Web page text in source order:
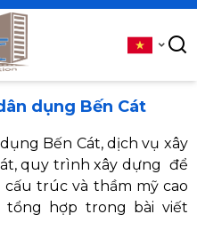
dụng Bến Cát
Bến Cát, d ịch vụ xây
quy trình xây dựng để
trúc và thầm mỹ cao
tổng hợp trong bài viết